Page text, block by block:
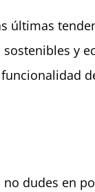
últimas
y
dudes en